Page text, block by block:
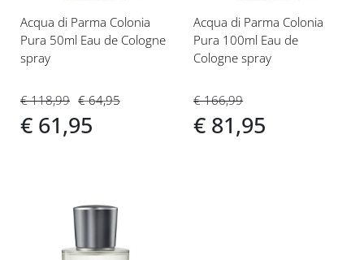
Acqua di Parma Colonia
Pura 50ml Eau de Cologne
spray
€ 118,99
€ 61,95
€ 64,95
Acqua di Parma Colonia
Pura 100ml Eau de
Cologne spray
€ 166,99
€ 81,95